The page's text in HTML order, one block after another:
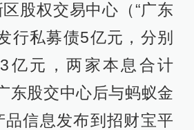
股权交易中心（“广东
行私募债5亿元，分别
亿元，两家本息合计
东股交中心后与蚂蚁金
品信息发布到招财宝平